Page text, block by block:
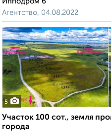
Агентство, 04.08.2022
5
Участок 100 сот., земля
города